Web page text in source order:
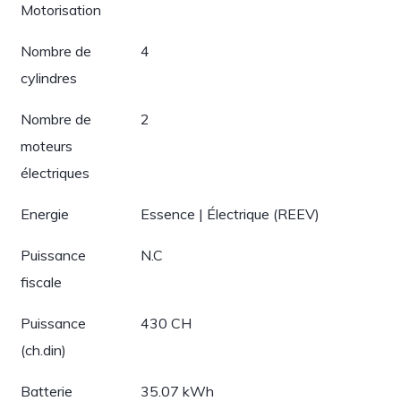
Motorisation
Nombre de
cylindres
4
Nombre de
moteurs
électriques
2
Energie Essence | Électrique (REEV)
Puissance
fiscale
N.C
Puissance
(ch.din)
430 CH
Batterie 35.07 kWh